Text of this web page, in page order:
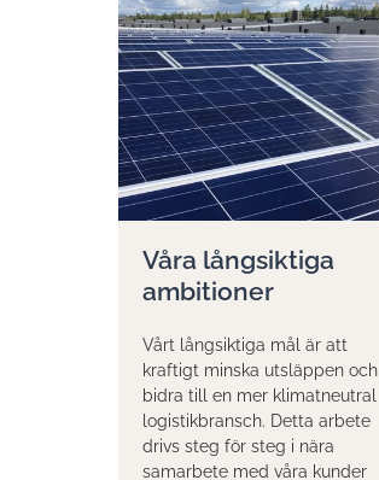
Våra långsiktiga
ambitioner
Vårt långsiktiga mål är att
kraftigt minska utsläppen och
bidra till en mer klimatneutral
logistikbransch. Detta arbete
drivs steg för steg i nära
samarbete med våra kunder